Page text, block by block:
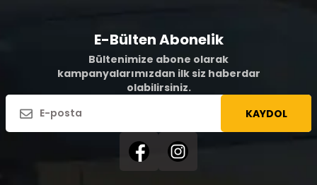
E-Bülten Abonelik
Bültenimize abone olarak
kampanyalarımızdan ilk siz haberdar
olabilirsiniz.
KAYDOL